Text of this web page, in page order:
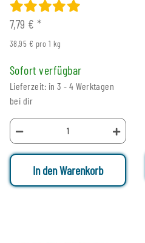
7,79 €*
38,95 € pro 1 kg
Sofort verfügbar
Lieferzeit: in 3 - 4 Werktagen
bei dir
In den Warenkorb